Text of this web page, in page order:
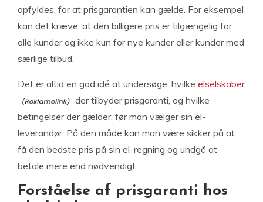
opfyldes, for at prisgarantien kan gælde. For eksempel
kan det kræve, at den billigere pris er tilgængelig for
alle kunder og ikke kun for nye kunder eller kunder med
særlige tilbud.
Det er altid en god idé at undersøge, hvilke elselskaber
der tilbyder prisgaranti, og hvilke
betingelser der gælder, før man vælger sin el-
leverandør. På den måde kan man være sikker på at
få den bedste pris på sin el-regning og undgå at
betale mere end nødvendigt.
Forståelse af prisgaranti hos